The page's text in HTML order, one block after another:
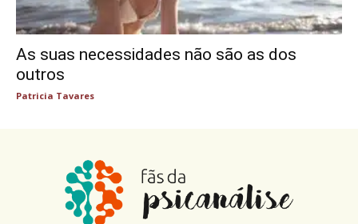
As suas necessidades não são as dos
outros
Patricia Tavares